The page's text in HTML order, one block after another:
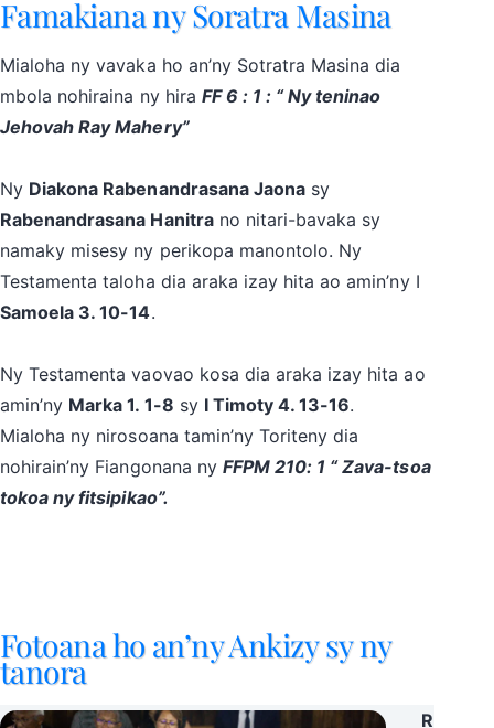
Famakiana ny Soratra Masina
Mialoha ny vavaka ho an’ny Sotratra Masina dia
mbola nohiraina ny hira FF 6 : 1 : “ Ny teninao
Jehovah Ray Mahery”
Ny Diakona Rabenandrasana Jaona sy
Rabenandrasana Hanitrano nitari-bavaka sy
namaky misesy ny perikopa manontolo. Ny
Testamenta taloha dia araka izay hita ao amin’ny I
Samoela 3. 10-14.
Ny Testamenta vaovao kosa dia araka izay hita ao
amin’ny Marka 1. 1-8 sy I Timoty 4. 13-16.
Mialoha ny nirosoana tamin’ny Toriteny dia
nohirain’ny Fiangonana ny FFPM 210: 1 “ Zava-tsoa
tokoa ny fitsipikao”.
Fotoana ho an’ny Ankizy sy ny
tanora
R